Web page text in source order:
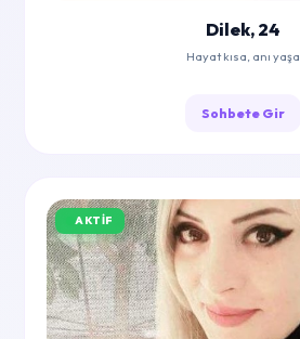
Dilek, 24
Hayat kısa, anı yaşa
Sohbete Gir
AKTIF